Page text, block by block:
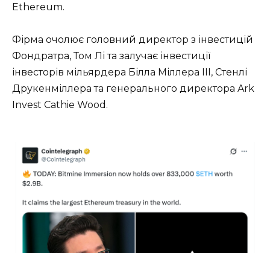
Ethereum.
Фірма очолює головний директор з інвестицій
Фондратра, Том Лі та залучає інвестиції
інвесторів мільярдера Білла Міллера III, Стенлі
Друкенміллера та генерального директора Ark
Invest Cathie Wood.